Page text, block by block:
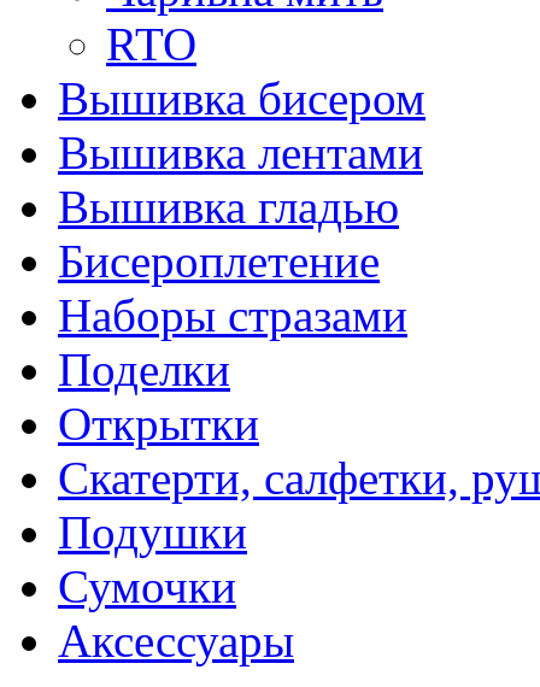
RTO
Вышивка бисером
Вышивка лентами
Вышивка гладью
Бисероплетение
Наборы стразами
Поделки
Открытки
Скатерти, салфетки,
Подушки
Сумочки
Аксессуары